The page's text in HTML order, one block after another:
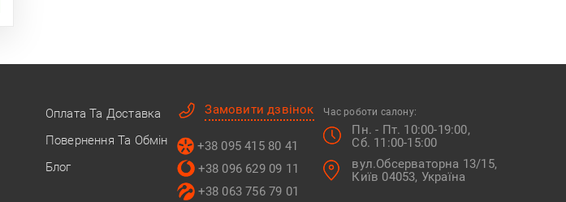
Оплата Та Доставка
Повернення Та Обмін
Блог
Замовити дзвінок
+38 095 415 80 41
+38 096 629 09 11
+38 063 756 79 01
Час роботи салону:
Пн. - Пт. 10:00-19:00,
Сб. 11:00-15:00
вул.Обсерваторна 13/15,
Київ 04053, Україна